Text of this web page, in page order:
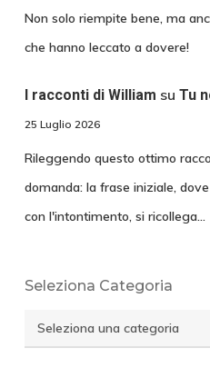
Non solo riempite bene, ma
che hanno leccato a dovere!
I racconti di William su Tu
25 Luglio 2026
Rileggendo questo ottimo
domanda: la frase iniziale,
con l'intontimento, si ricollega…
Seleziona Categoria
Seleziona
Categoria